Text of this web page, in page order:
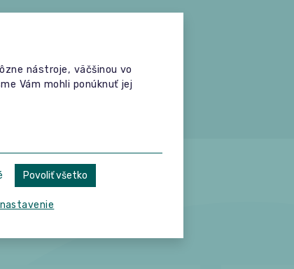
hodnotenie.
nástroje, väčšinou vo
Vám mohli ponúknuť jej
Povoliť všetko